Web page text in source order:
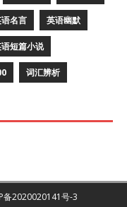
名言 英语幽默
短篇小说
词汇辨析
备2020020141号-3